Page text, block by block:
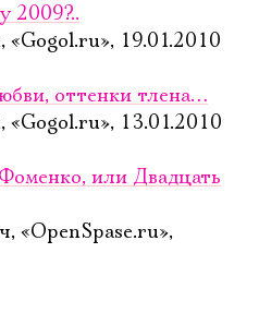
2009?..
«Gogol.ru», 19.01.2010
оттенки тлена…
«Gogol.ru», 13.01.2010
или Двадцать
«OpenSpase.ru»,